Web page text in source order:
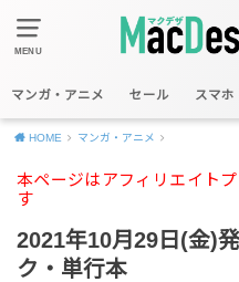
MENU
マンガ・アニメ セール スマホ
HOME マンガ・アニメ
本ページはアフィリエイト
す
2021年10月29日(金)
ク・単行本